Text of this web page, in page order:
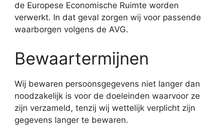
de Europese Economische Ruimte worden
verwerkt. In dat geval zorgen wij voor passende
waarborgen volgens de AVG.
Bewaartermijnen
Wij bewaren persoonsgegevens niet langer dan
noodzakelijk is voor de doeleinden waarvoor ze
zijn verzameld, tenzij wij wettelijk verplicht zijn
gegevens langer te bewaren.